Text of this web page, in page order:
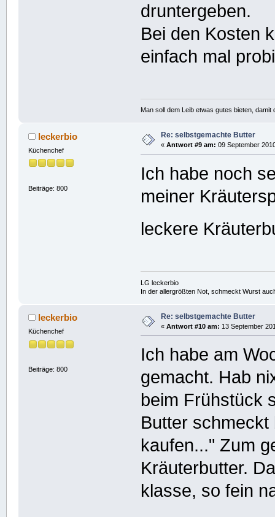
druntergeben.
Bei den Kosten
einfach mal
Man soll dem Leib etwas gutes bieten,
leckerbio
Küchenchef
Beiträge: 800
Re: selbstgemachte Butter
« Antwort #9 am: 09 September
Ich habe noch
meiner
leckere
LG leckerbio
In der allergrößten Not, schmeckt Wurst
leckerbio
Küchenchef
Beiträge: 800
Re: selbstgemachte Butter
« Antwort #10 am: 13 September
Ich habe am
gemacht. Hab
beim Frühstück
Butter
kaufen..." Zum
Kräuterbutter.
klasse, so fein